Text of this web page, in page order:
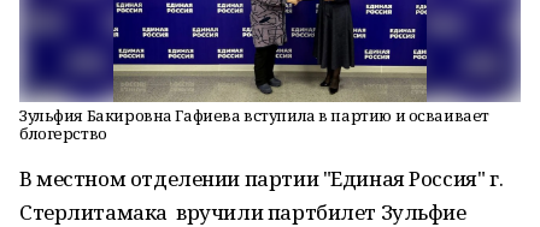
Зульфия Бакировна Гафиева вступила в партию и осваивает
блогерство
В местном отделении партии "Единая Россия" г.
Стерлитамака вручили партбилет Зульфие